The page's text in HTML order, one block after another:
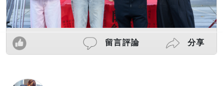
留言評論 分享